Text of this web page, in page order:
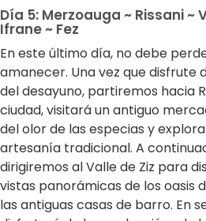
Día 5: Merzoauga ~ Rissani ~
Ifrane ~ Fez
En este último día, no debe
amanecer. Una vez que disfrute
del desayuno, partiremos hacia
ciudad, visitará un antiguo
del olor de las especias y
artesanía tradicional. A
dirigiremos al Valle de Ziz para
vistas panorámicas de los oasis
las antiguas casas de barro. En